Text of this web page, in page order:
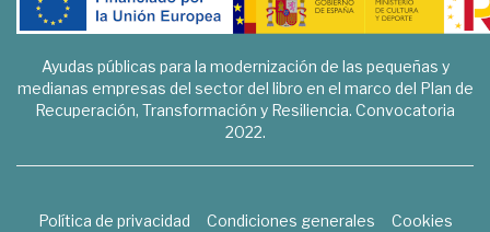
Ayudas públicas para la modernización de las pequeñas y
medianas empresas del sector del libro en el marco del Plan de
Recuperación, Transformación y Resiliencia. Convocatoria
2022.
Política de privacidad Condiciones generales
Cookies